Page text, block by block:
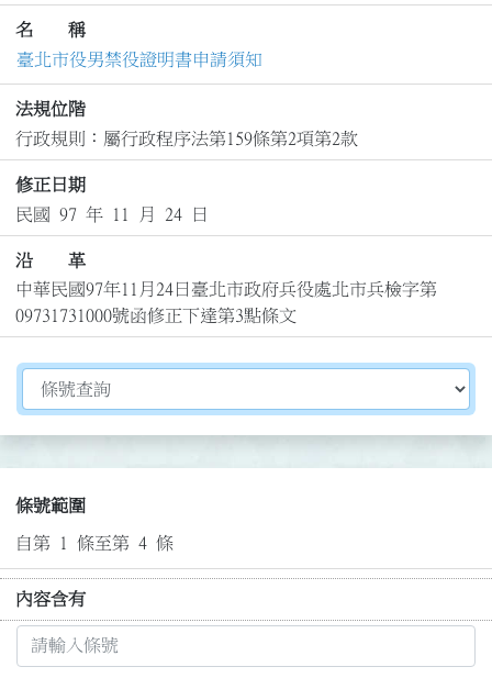
名 稱
臺北市役男禁役證明書申請須知
法規位階
行政規則：屬行政程序法第159條第2項第2款
修正日期
民國 97 年 11 月 24 日
沿 革
中華民國97年11月24日臺北市政府兵役處北市兵檢字第
09731731000號函修正下達第3點條文
切換選擇法規資訊內容
條號範圍
自第 1 條至第 4 條
內容含有